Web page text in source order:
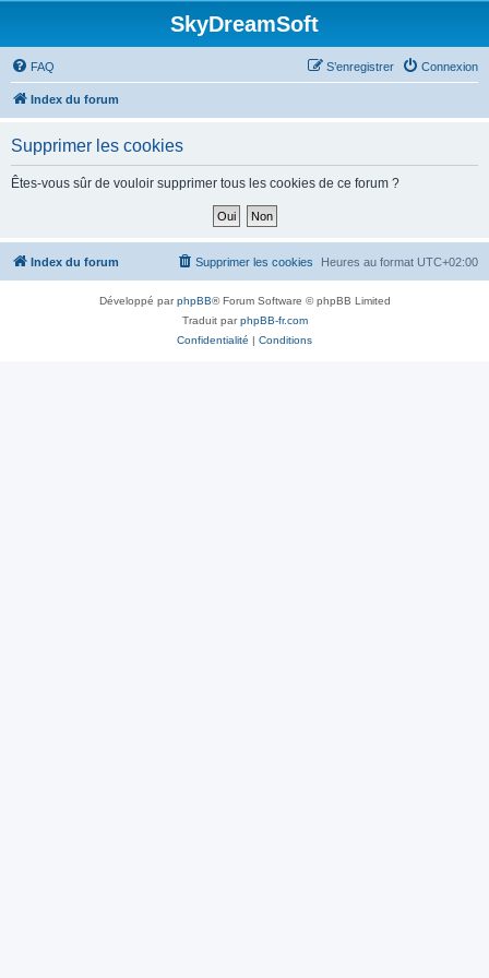
SkyDreamSoft
FAQ Connexion
S’enregistrer
Index du forum
Supprimer les cookies
Êtes-vous sûr de vouloir supprimer tous les cookies de ce forum ?
Index du forum Heures au format UTC+02:00
Supprimer les cookies
Développé parphpBB® Forum Software © phpBB Limited
Traduit parphpBB-fr.com
Confidentialité | Conditions